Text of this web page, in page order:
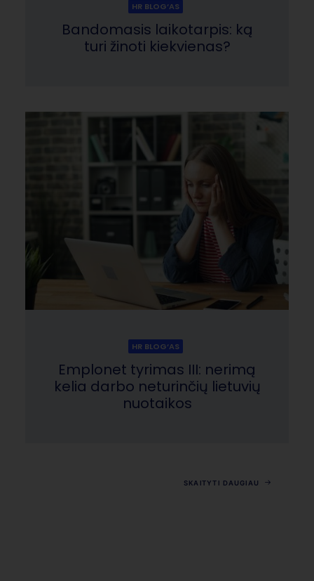
HR BLOG‘AS
Bandomasis laikotarpis: ką
turi žinoti kiekvienas?
HR BLOG‘AS
Emplonet tyrimas III: nerimą
kelia darbo neturinčių lietuvių
nuotaikos
SKAITYTI DAUGIAU